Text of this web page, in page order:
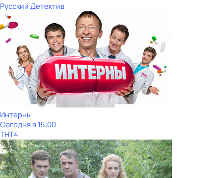
Русский Детектив
Интерны
Сегодня в 15:00
ТНТ4